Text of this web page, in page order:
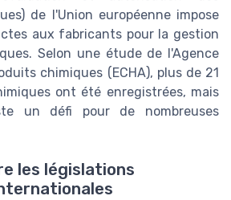
de l'Union européenne impose
aux fabricants pour la gestion
Selon une étude de l'Agence
chimiques (ECHA), plus de 21
ont été enregistrées, mais
un défi pour de nombreuses
les législations